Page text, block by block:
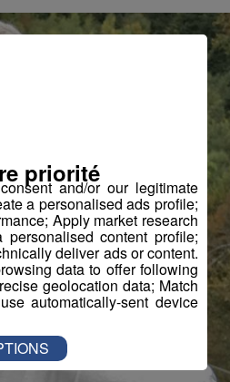
and/or our legitimate
a personalised ads profile;
Apply market research
content profile;
deliver ads or content.
data to offer following
geolocation data; Match
automatically-sent device
priorité